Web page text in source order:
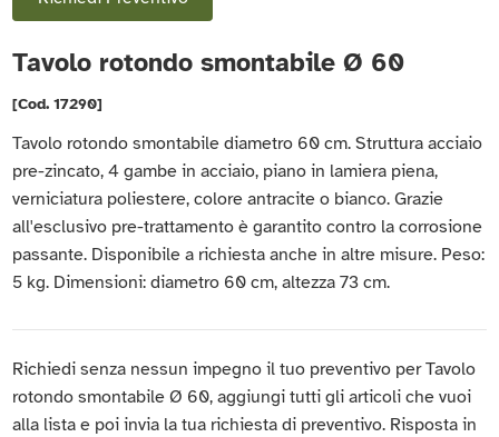
Tavolo rotondo smontabile Ø 60
[Cod. 17290]
Tavolo rotondo smontabile diametro 60 cm. Struttura acciaio
pre-zincato, 4 gambe in acciaio, piano in lamiera piena,
verniciatura poliestere, colore antracite o bianco. Grazie
all'esclusivo pre-trattamento è garantito contro la corrosione
passante. Disponibile a richiesta anche in altre misure. Peso:
5 kg. Dimensioni: diametro 60 cm, altezza 73 cm.
Richiedi senza nessun impegno il tuo preventivo per Tavolo
rotondo smontabile Ø 60, aggiungi tutti gli articoli che vuoi
alla lista e poi invia la tua richiesta di preventivo. Risposta in